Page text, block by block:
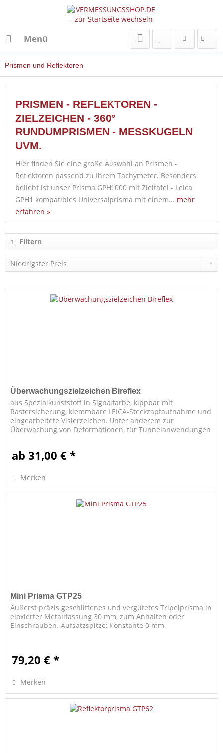
Menü
Prismen und Reflektoren
PRISMEN - REFLEKTOREN -
ZIELZEICHEN - 360°
RUNDUMPRISMEN - MESSKUGELN
UVM.
Hier finden Sie eine große Auswahl an Prismen -
Reflektoren passend zu Ihrem Tachymeter. Besonders
beliebt ist unser Prisma GPH1000 mit Zieltafel - Leica
GPH1 kompatibles Universalprisma mit einem... mehr
erfahren »
Filtern
Überwachungszielzeichen Bireflex
aus Spezialkunststoff in Signalfarbe, kippbar mit
Rastersicherung, klemmbare LEICA-Steckzapfaufnahme und
eingearbeitete Visierzeichen. Unter anderem zur
Überwachung von Deformationen, für Tunnelanwendungen
ab 31,00 € *
Merken
Mini Prisma GTP25
Äußerst präzis geschliffenes und vergütetes Tripelprisma in
eloxierter Metallfassung 30 mm, zum Anhalten oder
Einschrauben. Aufsatzspitze: Konstante 0 mm
79,20 € *
Merken